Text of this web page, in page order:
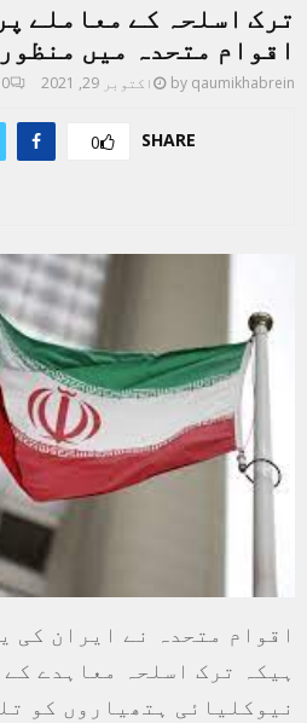
ترک اسلحہ کے معاملے
اقوام متحدہ میں
by qaumikhabrein اکتوبر 29, 2021 0
SHARE
0
اقوام متحدہ نے ایران کی
ہیکہ ترک اسلحہ معاہدے
نیوکلیائی ہتھیاروں کو